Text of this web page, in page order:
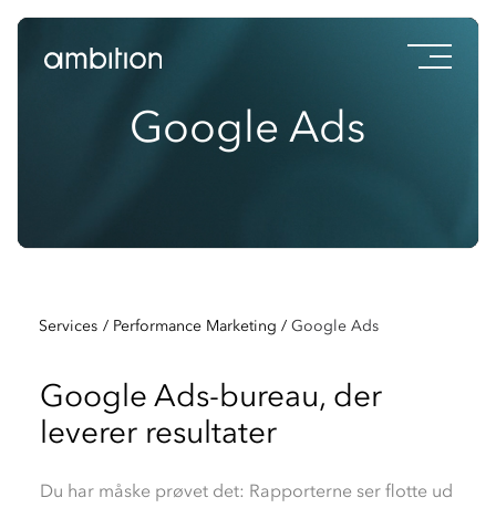
Videoafspiller
Videoafspiller
Google Ads
Services / Performance Marketing / Google Ads
Google Ads-bureau, der
leverer resultater
Du har måske prøvet det: Rapporterne ser flotte ud